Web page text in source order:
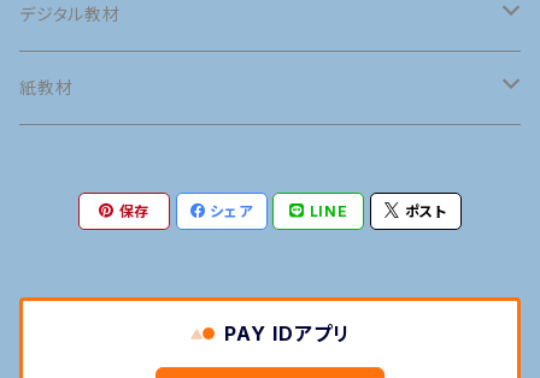
デジタル教材
英語
接客英会話
旅行英会話
タイ語発音
旅行タイ語
語学の専門用語
紙教材
英語発音
接客英会話
タイ語発音
マナー
保存 シェア LINE ポスト
PAY IDアプリ